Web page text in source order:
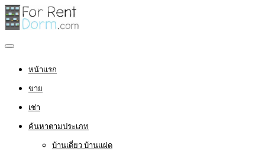
หน้าแรก
ขาย
เช่า
ค้นหาตามประเภท
บ้านเดี่ยว บ้านแฝด